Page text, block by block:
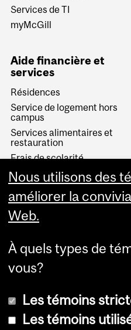
Services de TI
myMcGill
Aide financière et
services
Résidences
Service de logement hors
campus
Services alimentaires et
restauration
Frais de scolarité
Bourses & Aide Financière
première année
Étudiants francophones
Service des sports
Nous utilisons des
améliorer la
Web.
À quels types de
vous?
Les témoins
Les témoins